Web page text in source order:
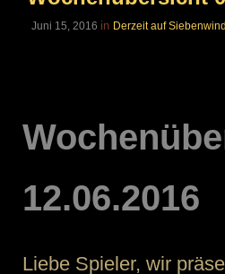
Juni 15, 2016 in Derzeit auf Siebenwind
12.06.2016
Liebe Spieler, wir